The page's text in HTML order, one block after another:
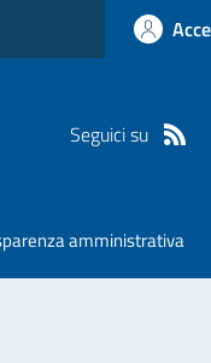
Seguici su
amministrativa